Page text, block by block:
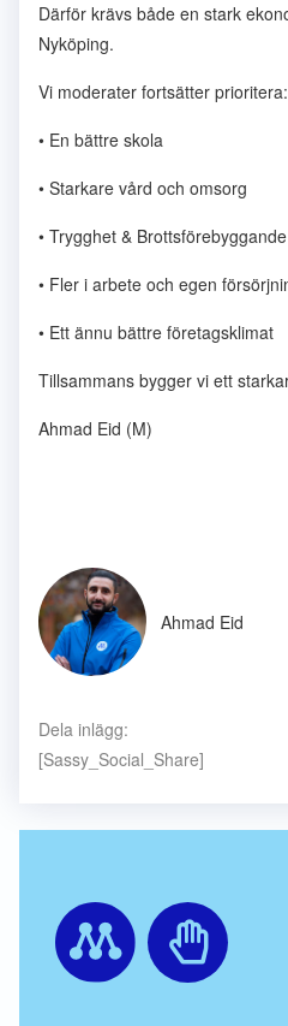
Därför krävs både en stark
Nyköping.
Vi moderater fortsätter prioritera:
• En bättre skola
• Starkare vård och omsorg
• Trygghet & Brottsförebyggande
• Fler i arbete och egen
• Ett ännu bättre företagsklimat
Tillsammans bygger vi ett
Ahmad Eid (M)
Ahmad Eid
Dela inlägg:
[Sassy_Social_Share]